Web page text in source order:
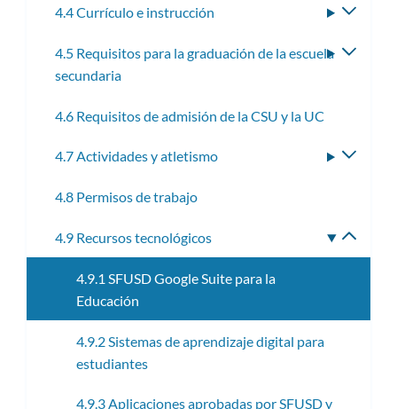
4.4 Currículo e instrucción
4.5 Requisitos para la graduación de la escuela
secundaria
4.6 Requisitos de admisión de la CSU y la UC
4.7 Actividades y atletismo
4.8 Permisos de trabajo
4.9 Recursos tecnológicos
4.9.1 SFUSD Google Suite para la
Educación
4.9.2 Sistemas de aprendizaje digital para
estudiantes
4.9.3 Aplicaciones aprobadas por SFUSD y